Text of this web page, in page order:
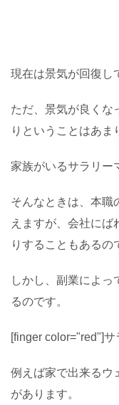
現在は景気が回復し
ただ、景気が良くな
りということはあま
家族がいるサラリー
そんなときは、本職
えますが、会社にば
りすることもあるの
しかし、副業によっ
るのです。
[finger color="red"]
例えば家で出来るウ
があります。